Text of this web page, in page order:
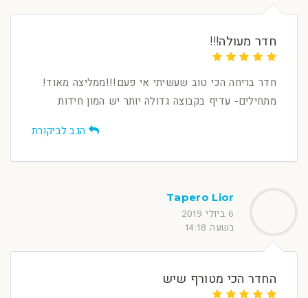
חדר מעולה!!!
חדר בריחה הכי טוב שעשיתי אי פעם!!!ממליצה מאוד!
מתחילים- עדיף בקבוצה גדולה יותר יש המון חידות
הגב לביקורת
Tapero Lior
6 ביולי 2019
בשעה 14:18
החדר הכי מטורף שיש